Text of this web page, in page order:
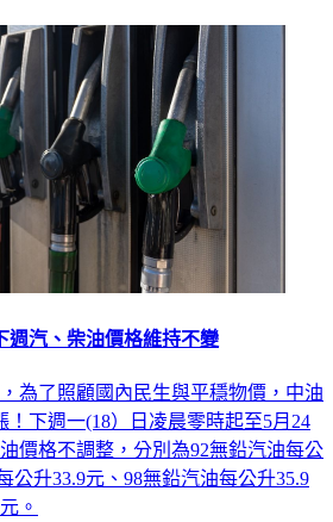
汽、柴油價格維持不變
為了照顧國內民生與平穩物價，中油
！下週一(18）日凌晨零時起至5月24
價格不調整，分別為92無鉛汽油每公
公升33.9元、98無鉛汽油每公升35.9
。